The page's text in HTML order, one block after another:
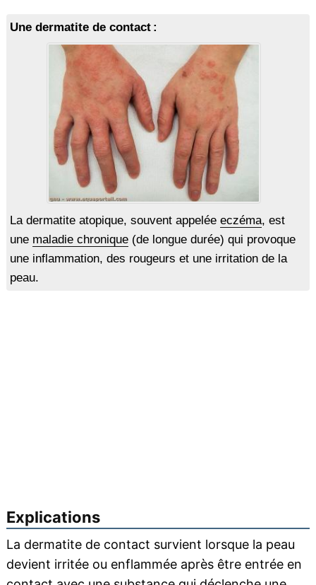
Une dermatite de contact :
La dermatite atopique, souvent appelée eczéma, est
une maladie chronique(de longue durée) qui provoque
une inflammation, des rougeurs et une irritation de la
peau.
Explications
La dermatite de contact survient lorsque la peau
devient irritée ou enflammée après être entrée en